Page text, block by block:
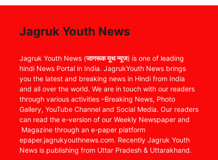
Jagruk Youth News
Jagruk Youth News (जागरूक यूथ न्यूज) is one of leading
hindi News Portal in India. JagrukYouth News brings
you the latest and breaking news in Hindi from India
and all over the world. We are in touch with our readers
through various activities –Breaking News, Photo
Gallery, YouTube Channel and Social Media. Our readers
can read the e-version of our Weekly Newspaper and
Magazine through an e-paper platform
epaper.jagrukyouthnews.com. Recently Jagruk Youth
News is publishing from Uttar Pradesh & Uttarakhand.